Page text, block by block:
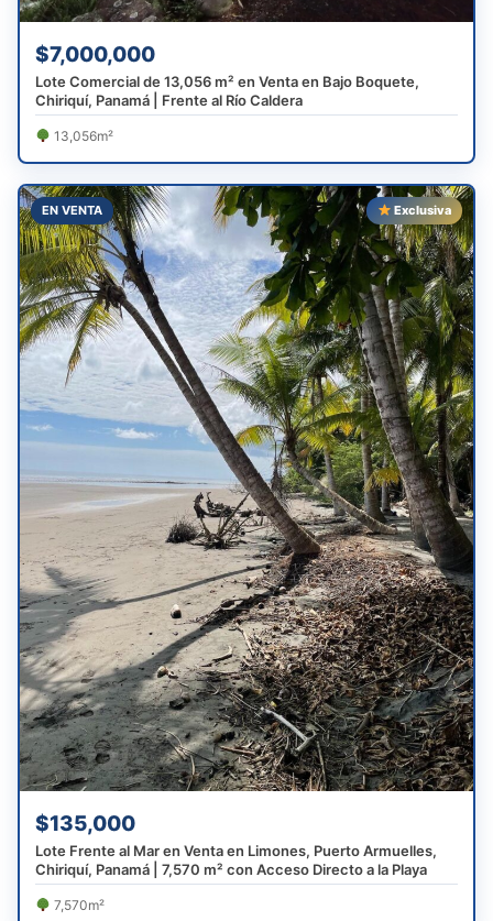
$7,000,000
Lote Comercial de 13,056 m² en Venta en Bajo Boquete,
Chiriquí, Panamá | Frente al Río Caldera
13,056m²
EN VENTA Exclusiva
$135,000
Lote Frente al Mar en Venta en Limones, Puerto Armuelles,
Chiriquí, Panamá | 7,570 m² con Acceso Directo a la Playa
7,570m²